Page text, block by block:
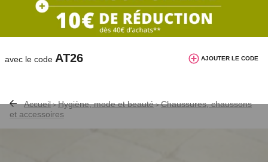
10€ de réduction dès 40€ d'achat. Offre
valable du 03/08/2026 au 12/08/2026.
avec le code AT26 AJOUTER LE CODE
Accueil>Hygiène, mode et beauté>Chaussures, chaussons
et accessoires